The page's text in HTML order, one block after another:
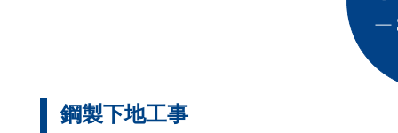
鋼製下地工事